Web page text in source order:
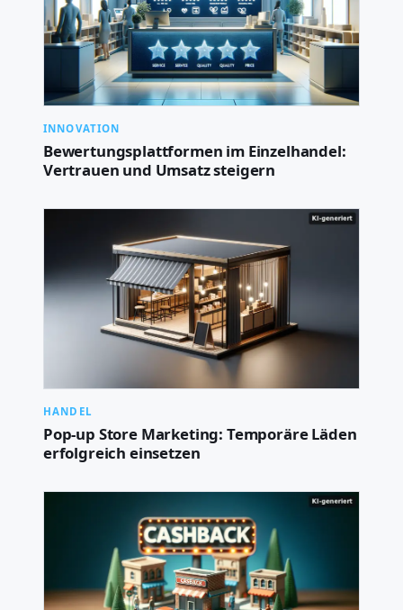
INNOVATION
Bewertungsplattformen im Einzelhandel:
Vertrauen und Umsatz steigern
HANDEL
Pop-up Store Marketing: Temporäre Läden
erfolgreich einsetzen